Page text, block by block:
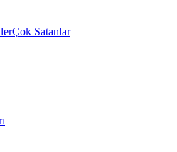
Çok Satanlar